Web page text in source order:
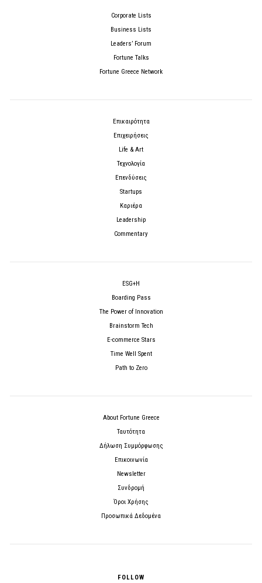
Corporate Lists
Business Lists
Leaders’ Forum
Fortune Talks
Fortune Greece Network
Επικαιρότητα
Επιχειρήσεις
Life & Art
Τεχνολογία
Επενδύσεις
Startups
Καριέρα
Leadership
Commentary
ESG+H
Boarding Pass
The Power of Innovation
Brainstorm Tech
E-commerce Stars
Time Well Spent
Path to Zero
About Fortune Greece
Ταυτότητα
Δήλωση Συμμόρφωσης
Επικοινωνία
Newsletter
Συνδρομή
Όροι Χρήσης
Προσωπικά Δεδομένα
FOLLOW